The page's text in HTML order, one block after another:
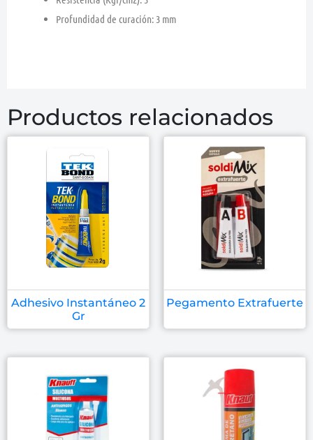
Profundidad de curación: 3 mm
Productos relacionados
Adhesivo Instantáneo 2
Gr
Pegamento Extrafuerte